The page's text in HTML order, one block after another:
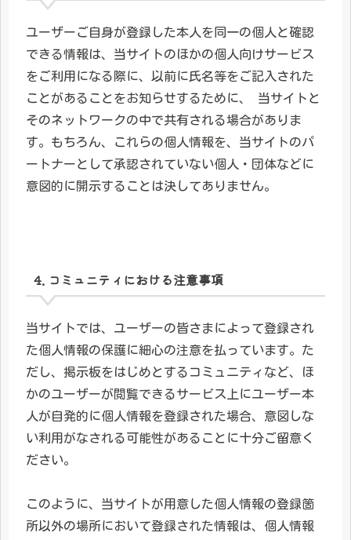
ユーザーご自身が登録した本人を同一の個人と確認
できる情報は、当サイトのほかの個人向けサービス
をご利用になる際に、以前に氏名等をご記入された
ことがあることをお知らせするために、 当サイトと
そのネットワークの中で共有される場合がありま
す。もちろん、これらの個人情報を、当サイトのパ
ートナーとして承認されていない個人・団体などに
意図的に開示することは決してありません。
4. コミュニティにおける注意事項
当サイトでは、ユーザーの皆さまによって登録され
た個人情報の保護に細心の注意を払っています。た
だし、掲示板をはじめとするコミュニティなど、ほ
かのユーザーが閲覧できるサービス上にユーザー本
人が自発的に個人情報を登録された場合、意図しな
い利用がなされる可能性があることに十分ご留意く
ださい。
このように、当サイトが用意した個人情報の登録箇
所以外の場所において登録された情報は、個人情報